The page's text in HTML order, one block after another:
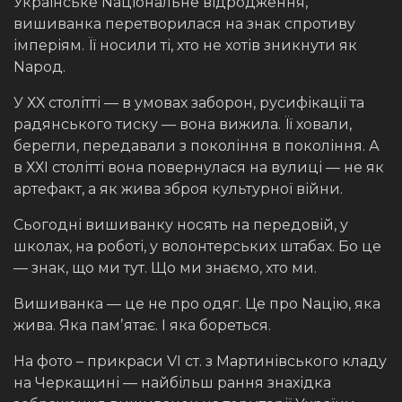
вишиванка перетворилася на знак спротиву
імперіям. Її носили ті, хто не хотів зникнути як
Nарод.
У ХХ столітті — в умовах заборон, русифікації та
радянського тиску — вона вижила. Її ховали,
берегли, передавали з покоління в покоління. А
в ХХІ столітті вона повернулася на вулиці — не як
артефакт, а як жива зброя культурної війни.
Сьогодні вишиванку носять на передовій, у
школах, на роботі, у волонтерських штабах. Бо це
— знак, що ми тут. Що ми знаємо, хто ми.
Вишиванка — це не про одяг. Це про Nацію, яка
жива. Яка памʼятає. І яка бореться.
На фото – прикраси VI ст. з Мартинівського кладу
на Черкащині — найбільш рання знахідка